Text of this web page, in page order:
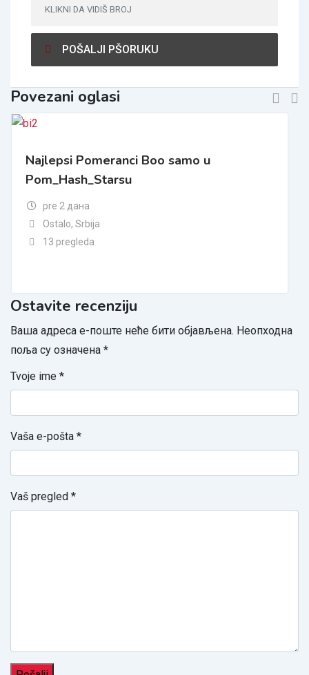
KLIKNI DA VIDIŠ BROJ
POŠALJI PŠORUKU
Povezani oglasi
Najlepsi Pomeranci Boo samo u
Pom_Hash_Starsu
pre 2 дана
Ostalo, Srbija
13 pregleda
Ostavite recenziju
Ваша адреса е-поште неће бити објављена. Неопходна
поља су означена *
Tvoje ime *
Vaša e-pošta *
Vaš pregled *